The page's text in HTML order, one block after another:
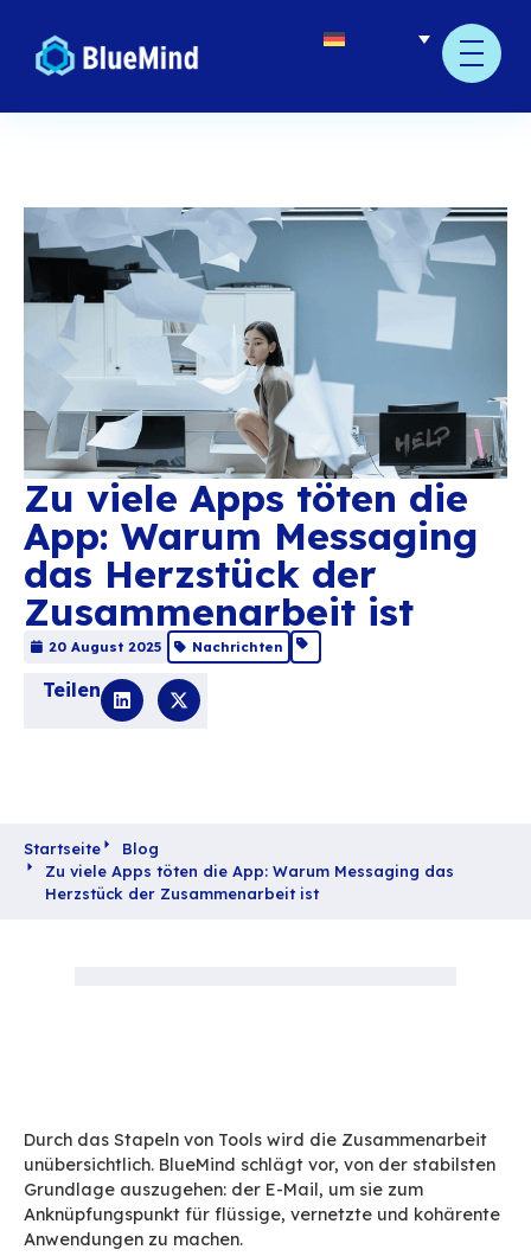
Zu viele Apps töten
App: Warum
das Herzstück der
Teilen